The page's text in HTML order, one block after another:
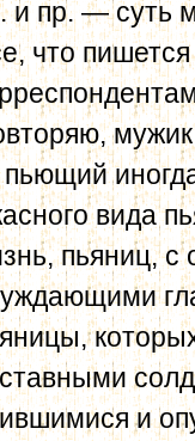
и пр. — суть
что
иногда
вида
пьяниц,
и